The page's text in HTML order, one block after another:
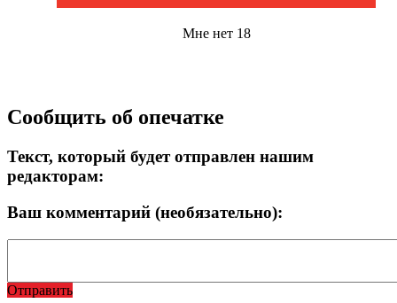
Мне нет 18
Сообщить об опечатке
Текст, который будет отправлен нашим
редакторам:
Ваш комментарий (необязательно):
Отправить